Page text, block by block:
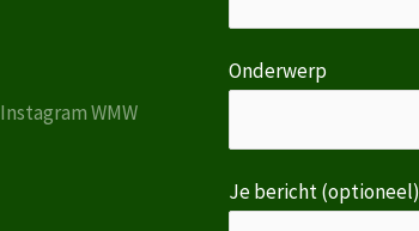
Instagram WMW
Onderwerp
Je bericht (optioneel)